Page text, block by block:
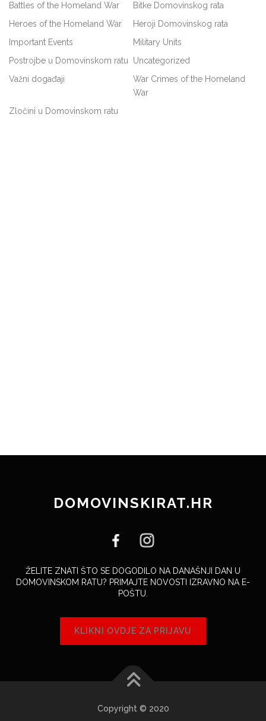
Battles of the Homeland War
Bitke Domovinskog rata
Heroes of the Homeland War
Heroji Domovinskog rata
Important Events
Military Units
Postrojbe u Domovinskom ratu
Uncategorized
Važni događaji
War Crimes of the Homeland
War
Zločini u Domovinskom ratu
DOMOVINSKIRAT.HR
ŽELITE ZNATI ŠTO SE DOGODILO NA DANAŠNJI DAN U
DOMOVINSKOM RATU? PRIMAJTE NOVOSTI IZRAVNO NA E-
POŠTU.
KLIKNI OVDJE ZA PRIJAVU
Copyright © 2020